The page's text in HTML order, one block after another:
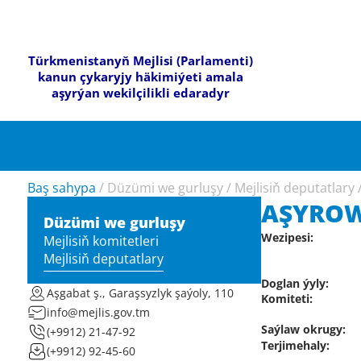
Türkmenistanyň Mejlisi (Parlamenti)
kanun çykaryjy häkimiýeti amala
aşyrýan wekilçilikli edaradyr
Baş sahypa / Düzümi we gurluşy / Mejlisiň deputatlary
Düzümi we gurluşy
Mejlisiň komitetleri
Mejlisiň deputatlary
Aşgabat ş., Garaşsyzlyk şaýoly, 110
info@mejlis.gov.tm
(+9912) 21-47-92
(+9912) 92-45-60
Wezipesi:
Doglan ýyly:
Komiteti:
Saýlaw okrugy:
Terjimehaly: